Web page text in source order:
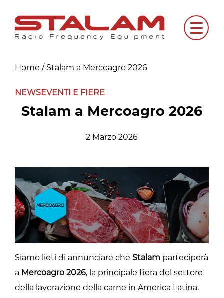
content
Menu
Home / Stalam a Mercoagro 2026
NEWSEVENTI E FIERE
Stalam a Mercoagro 2026
2 Marzo 2026
Siamo lieti di annunciare che Stalam parteciperà
a Mercoagro 2026, la principale fiera del settore
della lavorazione della carne in America Latina.